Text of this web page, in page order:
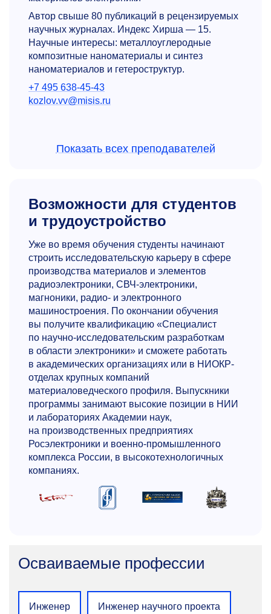
Автор свыше 80 публикаций в рецензируемых
научных журналах. Индекс Хирша — 15.
Научные интересы: металлоуглеродные
композитные наноматериалы и синтез
наноматериалов и гетероструктур.
+7 495 638-45-43
kozlov.vv@misis.ru
Сергей Федорович Маренкин
Д.х.н., профессор кафедры технологии
материалов электроники, руководитель УНЦ
«Физико-химические основы технологии
материалов твердотельной электроники»
(ИОНХ РАН-кафедра ТМЭ)
Автор свыше 430 публикаций
в рецензируемых научных журналах. Индекс
Хирша — 23. Научные интересы:
материаловедение полупроводников
и ферромагнетиков.
+7 495 954-54-72
marenkin.sf@misis.ru
К.т.н., доцент кафедры технологии материалов
Автор 22 публикаций в рецензируемых
Показать всех преподавателей
Возможности для студентов
и трудоустройство
Уже во время обучения студенты начинают
строить исследовательскую карьеру в сфере
производства материалов и элементов
радиоэлектроники, СВЧ-электроники,
магноники, радио- и электронного
машиностроения. По окончании обучения
вы получите квалификацию «Специалист
по научно-исследовательским разработкам
в области электроники» и сможете работать
в академических организациях или в НИОКР-
отделах крупных компаний
материаловедческого профиля. Выпускники
программы занимают высокие позиции в НИИ
и лабораториях Академии наук,
на производственных предприятиях
Росэлектроники и военно-промышленного
комплекса России, в высокотехнологичных
компаниях.
Осваиваемые профессии
Инженер Инженер научного проекта